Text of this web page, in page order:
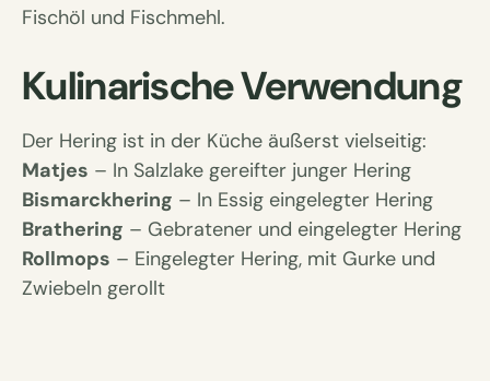
Fischöl und Fischmehl.
Kulinarische Verwendung
Der Hering ist in der Küche äußerst vielseitig:
Matjes – In Salzlake gereifter junger Hering
Bismarckhering – In Essig eingelegter Hering
Brathering – Gebratener und eingelegter Hering
Rollmops – Eingelegter Hering, mit Gurke und
Zwiebeln gerollt